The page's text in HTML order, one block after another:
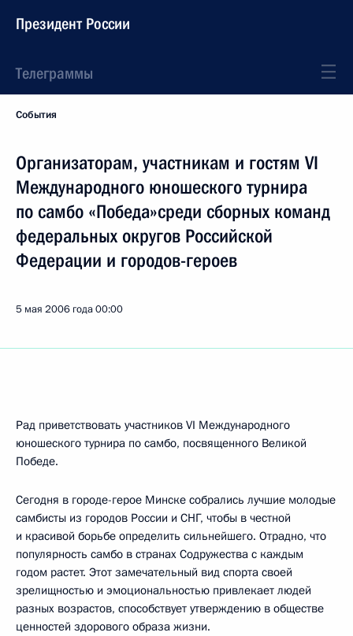
Президент России
Телеграммы
События
Организаторам, участникам и гостям VI
Международного юношеского турнира
по самбо «Победа»среди сборных команд
федеральных округов Российской
Федерации и городов-героев
5 мая 2006 года00:00
Рад приветствовать участников VI Международного
юношеского турнира по самбо, посвященного Великой
Победе.
Сегодня в городе-герое Минске собрались лучшие молодые
самбисты из городов России и СНГ, чтобы в честной
и красивой борьбе определить сильнейшего. Отрадно, что
популярность самбо в странах Содружества с каждым
годом растет. Этот замечательный вид спорта своей
зрелищностью и эмоциональностью привлекает людей
разных возрастов, способствует утверждению в обществе
ценностей здорового образа жизни.